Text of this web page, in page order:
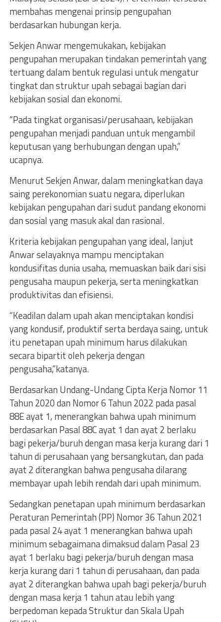
membahas mengenai prinsip pengupahan
berdasarkan hubungan kerja.
Sekjen Anwar mengemukakan, kebijakan
pengupahan merupakan tindakan pemerintah yang
tertuang dalam bentuk regulasi untuk mengatur
tingkat dan struktur upah sebagai bagian dari
kebijakan sosial dan ekonomi.
“Pada tingkat organisasi/perusahaan, kebijakan
pengupahan menjadi panduan untuk mengambil
keputusan yang berhubungan dengan upah,”
ucapnya.
Menurut Sekjen Anwar, dalam meningkatkan daya
saing perekonomian suatu negara, diperlukan
kebijakan pengupahan dari sudut pandang ekonomi
dan sosial yang masuk akal dan rasional.
Kriteria kebijakan pengupahan yang ideal, lanjut
Anwar selayaknya mampu menciptakan
kondusifitas dunia usaha, memuaskan baik dari sisi
pengusaha maupun pekerja, serta meningkatkan
produktivitas dan efisiensi.
“Keadilan dalam upah akan menciptakan kondisi
yang kondusif, produktif serta berdaya saing, untuk
itu penetapan upah minimum harus dilakukan
secara bipartit oleh pekerja dengan
pengusaha,”katanya.
Berdasarkan Undang-Undang Cipta Kerja Nomor 11
Tahun 2020 dan Nomor 6 Tahun 2022 pada pasal
88E ayat 1, menerangkan bahwa upah minimum
berdasarkan Pasal 88C ayat 1 dan ayat 2 berlaku
bagi pekerja/buruh dengan masa kerja kurang dari 1
tahun di perusahaan yang bersangkutan, dan pada
ayat 2 diterangkan bahwa pengusaha dilarang
membayar upah lebih rendah dari upah minimum.
Sedangkan penetapan upah minimum berdasarkan
Peraturan Pemerintah (PP) Nomor 36 Tahun 2021
pada pasal 24 ayat 1 menerangkan bahwa upah
minimum sebagaimana dimaksud dalam Pasal 23
ayat 1 berlaku bagi pekerja/buruh dengan masa
kerja kurang dari 1 tahun di perusahaan, dan pada
ayat 2 diterangkan bahwa upah bagi pekerja/buruh
dengan masa kerja 1 tahun atau lebih yang
berpedoman kepada Struktur dan Skala Upah